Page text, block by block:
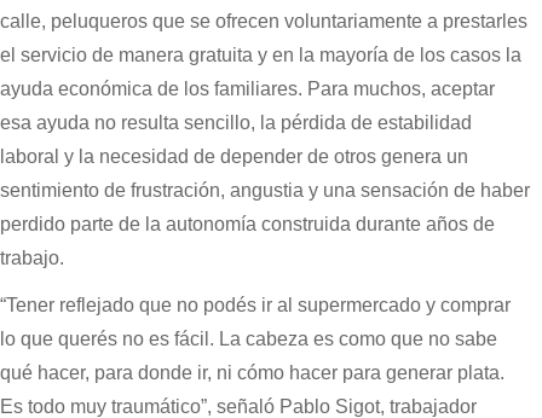
calle, peluqueros que se ofrecen voluntariamente a prestarles
el servicio de manera gratuita y en la mayoría de los casos la
ayuda económica de los familiares. Para muchos, aceptar
esa ayuda no resulta sencillo, la pérdida de estabilidad
laboral y la necesidad de depender de otros genera un
sentimiento de frustración, angustia y una sensación de haber
perdido parte de la autonomía construida durante años de
trabajo.
“Tener reflejado que no podés ir al supermercado y comprar
lo que querés no es fácil. La cabeza es como que no sabe
qué hacer, para donde ir, ni cómo hacer para generar plata.
Es todo muy traumático”, señaló Pablo Sigot, trabajador